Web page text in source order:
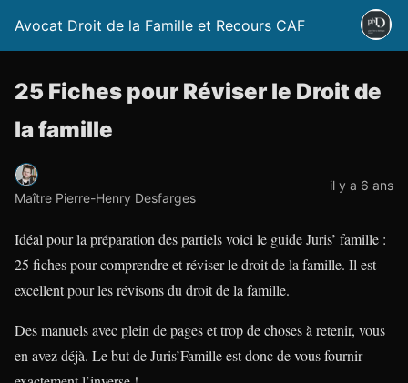
Avocat Droit de la Famille et Recours CAF
25 Fiches pour Réviser le Droit de
la famille
Maître Pierre-Henry Desfarges
il y a 6 ans
Idéal pour la préparation des partiels voici le guide Juris’ famille :
25 fiches pour comprendre et réviser le droit de la famille. Il est
excellent pour les révisons du droit de la famille.
Des manuels avec plein de pages et trop de choses à retenir, vous
en avez déjà. Le but de Juris’Famille est donc de vous fournir